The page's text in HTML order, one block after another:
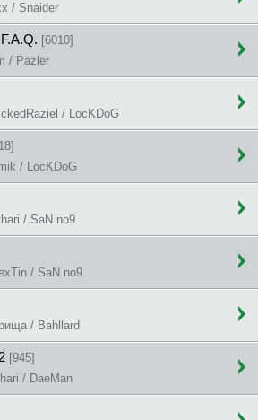
/ Snaider
[6010]
/ Pazler
/ LocKDoG
/ LocKDoG
/ SaN no9
/ SaN no9
/ Bahllard
[945]
/ DaeMan